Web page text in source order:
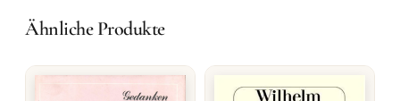
Ähnliche Produkte